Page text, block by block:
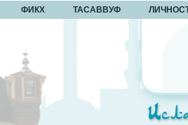
ФИКХ ТАСАВВУФ